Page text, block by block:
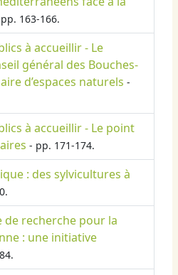
163-166.
à accueillir - Le
général des Bouches-
d’espaces naturels -
à accueillir - Le point
- pp. 171-174.
: des sylvicultures à
recherche pour la
: une initiative